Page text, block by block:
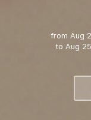
from Aug
to Aug